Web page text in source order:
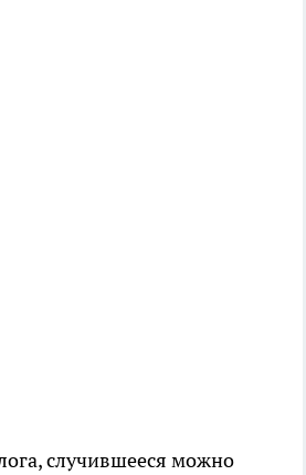
случившееся можно